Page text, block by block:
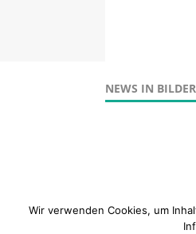
NEWS IN
Wir verwenden Cookies, um